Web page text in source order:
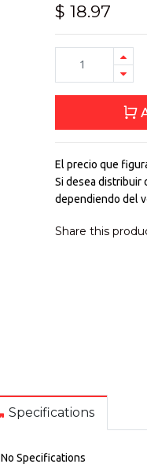
$ 18.97
El precio que
Si desea distribuir
dependiendo del
Share this
Specifications
No Specifications